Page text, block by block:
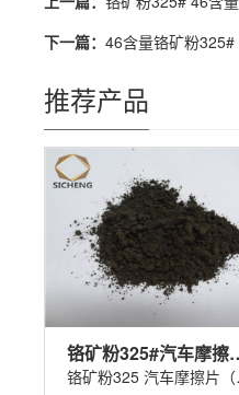
下一篇： 46含量铬矿粉325#
推荐产品
铬矿粉
铬矿